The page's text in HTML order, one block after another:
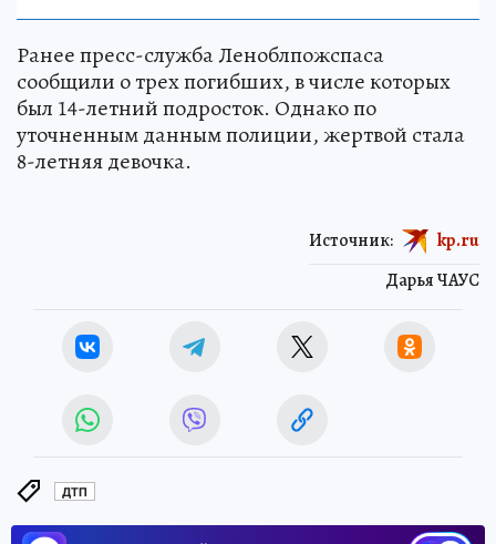
Ранее пресс-служба Леноблпожспаса
сообщили о трех погибших, в числе которых
был 14-летний подросток. Однако по
уточненным данным полиции, жертвой стала
8-летняя девочка.
Дарья ЧАУС
Источник: kp.ru
ДТП